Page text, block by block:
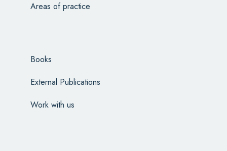
Areas of practice
Books
External Publications
Work with us